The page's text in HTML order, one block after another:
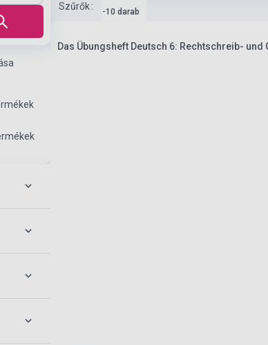
Szűrők:
Készlet: 1-10 darab
Das Übungsheft Deutsch 6: Rechtschreib-